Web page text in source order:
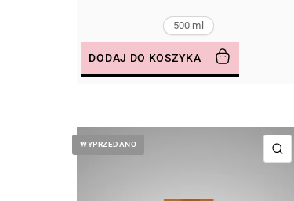
500 ml
DODAJ DO KOSZYKA
WYPRZEDANO